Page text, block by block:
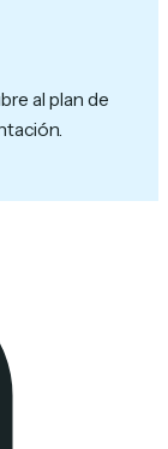
al plan de